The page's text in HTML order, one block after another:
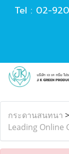
Tel : 02-
กระดานสนทนา >
Leading Online